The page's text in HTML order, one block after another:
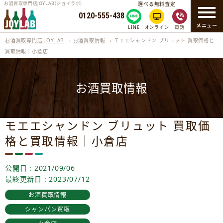
メニュー
お酒買取専門店JOYLAB(ジョイラボ)
0120-555-438
選べる無料査定
LINE オンライン 電話
お酒買取専門店 JOYLAB › お酒買取情報 › モエエシャンドン ブリュット 買取価格と
買取情報｜小倉店
お酒買取情報
モエエシャンドン ブリュット 買取価
格と買取情報｜小倉店
公開日 : 2021/09/06
最終更新日 : 2023/07/12
お酒買取情報
シャンパン買取